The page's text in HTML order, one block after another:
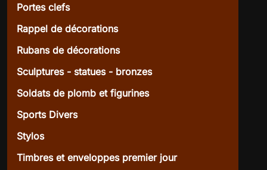
Portes clefs
Rappel de décorations
Rubans de décorations
Sculptures - statues - bronzes
Soldats de plomb et figurines
Sports Divers
Stylos
Timbres et enveloppes premier jour